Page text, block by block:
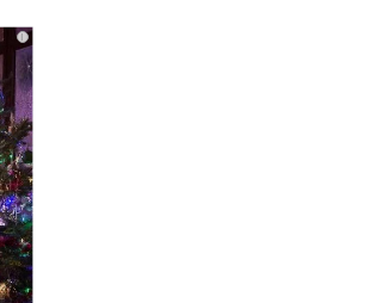
i